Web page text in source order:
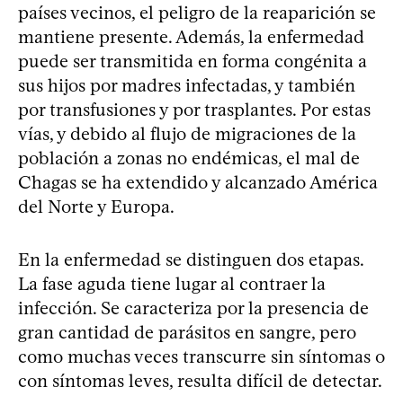
países vecinos, el peligro de la reaparición se
mantiene presente. Además, la enfermedad
puede ser transmitida en forma congénita a
sus hijos por madres infectadas, y también
por transfusiones y por trasplantes. Por estas
vías, y debido al flujo de migraciones de la
población a zonas no endémicas, el mal de
Chagas se ha extendido y alcanzado América
del Norte y Europa.
En la enfermedad se distinguen dos etapas.
La fase aguda tiene lugar al contraer la
infección. Se caracteriza por la presencia de
gran cantidad de parásitos en sangre, pero
como muchas veces transcurre sin síntomas o
con síntomas leves, resulta difícil de detectar.